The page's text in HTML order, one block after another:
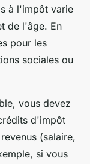
à l'impôt varie
de l'âge. En
pour les
sociales ou
vous devez
d'impôt
(salaire,
si vous